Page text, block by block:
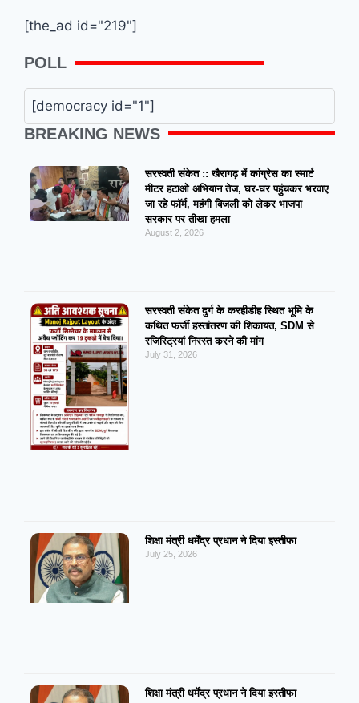
[the_ad id="219"]
POLL
[democracy id="1"]
BREAKING NEWS
सरस्वती संकेत :: खैरागढ़ में कांग्रेस का स्मार्ट
मीटर हटाओ अभियान तेज, घर-घर पहुंचकर भरवाए
जा रहे फॉर्म, महंगी बिजली को लेकर भाजपा
सरकार पर तीखा हमला
August 2, 2026
सरस्वती संकेत दुर्ग के करहीडीह स्थित भूमि के
कथित फर्जी हस्तांतरण की शिकायत, SDM से
रजिस्ट्रियां निरस्त करने की मांग
July 31, 2026
शिक्षा मंत्री धर्मेंद्र प्रधान ने दिया इस्तीफा
July 25, 2026
शिक्षा मंत्री धर्मेंद्र प्रधान ने दिया इस्तीफा